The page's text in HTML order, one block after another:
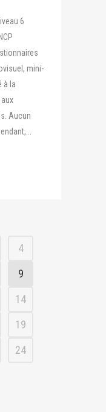
6
mini-
à la
Aucun
4
9
14
19
24